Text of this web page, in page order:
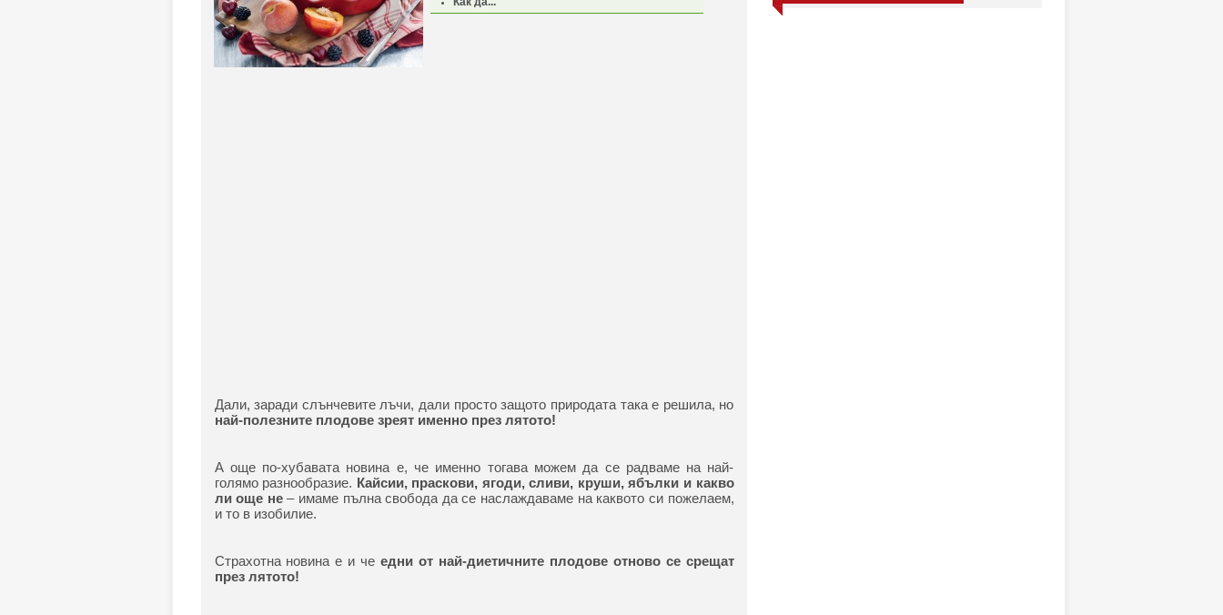
Дали, заради слънчевите лъчи, дали просто защото природата така е решила, но
най-полезните плодове зреят именно през лятото!
А още по-хубавата новина е, че именно тогава можем да се радваме на най-
голямо разнообразие. Кайсии, праскови, ягоди, сливи, круши, ябълки и какво
ли още не– имаме пълна свобода да се наслаждаваме на каквото си пожелаем,
и то в изобилие.
Страхотна новина е и че едни от най-диетичните плодове отново се срещат
през лятото!